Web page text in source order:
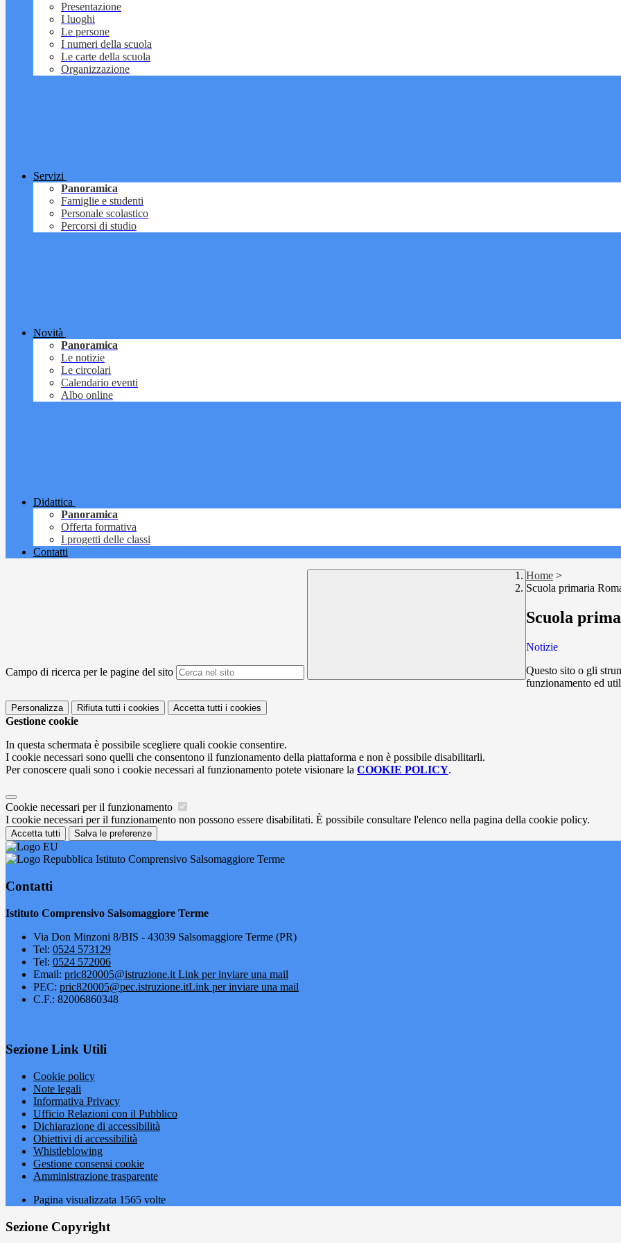
Presentazione
I luoghi
Le persone
I numeri della scuola
Le carte della scuola
Organizzazione
Servizi
Panoramica
Famiglie e studenti
Personale scolastico
Percorsi di studio
Novità
Panoramica
Le notizie
Le circolari
Calendario eventi
Albo online
Didattica
Panoramica
Offerta formativa
I progetti delle classi
Contatti
Campo di ricerca per le pagine del sito
Home >
Scuola primaria
Scuola
Notizie
Questo sito o gli
funzionamento ed
Personalizza Rifiuta tutti i cookies Accetta tutti i cookies
Gestione cookie
In questa schermata è possibile scegliere quali cookie consentire.
I cookie necessari sono quelli che consentono il funzionamento della piattaforma e non è possibile disabilitarli.
Per conoscere quali sono i cookie necessari al funzionamento potete visionare la COOKIE POLICY.
Cookie necessari per il funzionamento
I cookie necessari per il funzionamento non possono essere disabilitati. È possibile consultare l'elenco nella pagina della cookie policy.
Accetta tutti Salva le preferenze
Istituto Comprensivo Salsomaggiore Terme
Contatti
Istituto Comprensivo Salsomaggiore Terme
Via Don Minzoni 8/BIS - 43039 Salsomaggiore Terme (PR)
Tel: 0524 573129
Tel: 0524 572006
Email: pric820005@istruzione.it Link per inviare una mail
PEC: pric820005@pec.istruzione.itLink per inviare una mail
C.F.: 82006860348
Sezione Link Utili
Cookie policy
Note legali
Informativa Privacy
Ufficio Relazioni con il Pubblico
Dichiarazione di accessibilità
Obiettivi di accessibilità
Whistleblowing
Gestione consensi cookie
Amministrazione trasparente
Pagina visualizzata 1565 volte
Sezione Copyright